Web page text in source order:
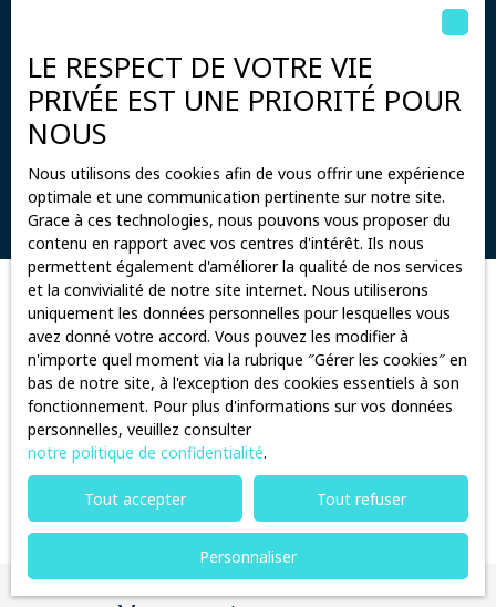
Budget max (€)
Surface min (m²)
Rechercher
Pertinence
Trier par Créer une alerte
Aucun résultat
LE RESPECT DE VOTRE VIE
PRIVÉE EST UNE PRIORITÉ POUR
NOUS
Nous utilisons des cookies afin de vous offrir une expérience
optimale et une communication pertinente sur notre site.
Grace à ces technologies, nous pouvons vous proposer du
contenu en rapport avec vos centres d'intérêt. Ils nous
permettent également d'améliorer la qualité de nos services
et la convivialité de notre site internet. Nous utiliserons
uniquement les données personnelles pour lesquelles vous
avez donné votre accord. Vous pouvez les modifier à
n'importe quel moment via la rubrique ″Gérer les cookies″ en
bas de notre site, à l'exception des cookies essentiels à son
fonctionnement. Pour plus d'informations sur vos données
personnelles, veuillez consulter
notre politique de confidentialité.
Tout accepter Tout refuser
Personnaliser